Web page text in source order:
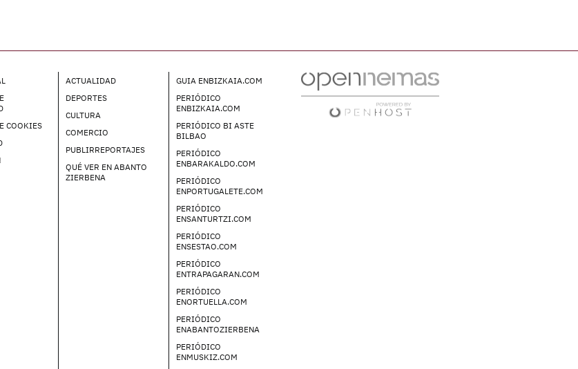
COOKIES
ACTUALIDAD
DEPORTES
CULTURA
COMERCIO
PUBLIRREPORTAJES
QUÉ VER EN ABANTO
ZIERBENA
GUIA ENBIZKAIA.COM
PERIÓDICO
ENBIZKAIA.COM
PERIÓDICO BI ASTE
BILBAO
PERIÓDICO
ENBARAKALDO.COM
PERIÓDICO
ENPORTUGALETE.COM
PERIÓDICO
ENSANTURTZI.COM
PERIÓDICO
ENSESTAO.COM
PERIÓDICO
ENTRAPAGARAN.COM
PERIÓDICO
ENORTUELLA.COM
PERIÓDICO
ENABANTOZIERBENA
PERIÓDICO
ENMUSKIZ.COM